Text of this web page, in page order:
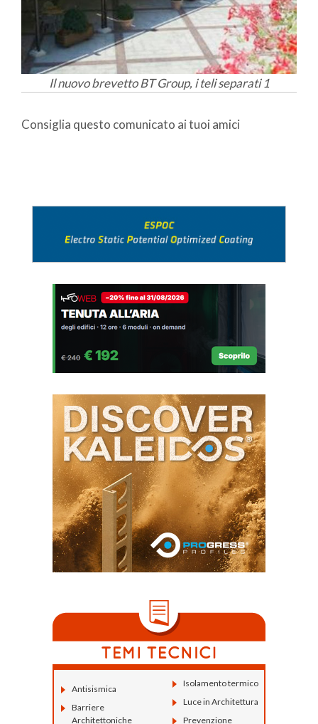
Il nuovo brevetto BT Group, i teli separati 1
Consiglia questo comunicato ai tuoi amici
Antisismica
Barriere
Architettoniche
Isolamento termico
Luce in Architettura
Prevenzione